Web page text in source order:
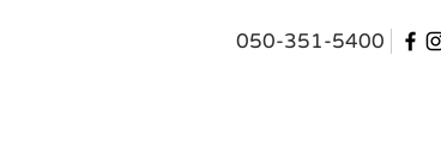
050-351-5400